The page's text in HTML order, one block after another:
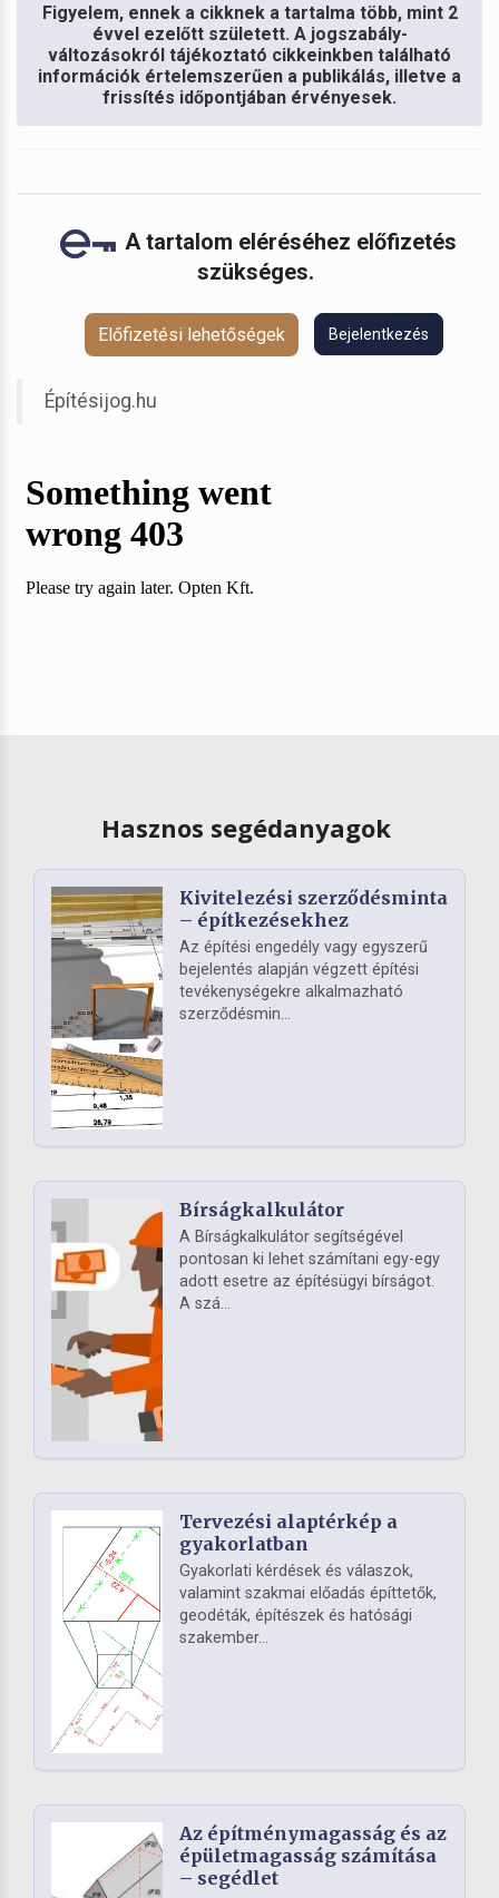
Figyelem, ennek a cikknek a tartalma több, mint 2
évvel ezelőtt született. A jogszabály-
változásokról tájékoztató cikkeinkben található
információk értelemszerűen a publikálás, illetve a
frissítés időpontjában érvényesek.
A tartalom eléréséhez előfizetés
szükséges.
Előfizetési lehetőségek Bejelentkezés
Építésijog.hu
Hasznos segédanyagok
Kivitelezési szerződésminta
– építkezésekhez
Az építési engedély vagy egyszerű
bejelentés alapján végzett építési
tevékenységekre alkalmazható
szerződésmin...
Bírságkalkulátor
A Bírságkalkulátor segítségével
pontosan ki lehet számítani egy-egy
adott esetre az építésügyi bírságot.
A szá...
Tervezési alaptérkép a
gyakorlatban
Gyakorlati kérdések és válaszok,
valamint szakmai előadás építtetők,
geodéták, építészek és hatósági
szakember...
Az építménymagasság és az
épületmagasság számítása
– segédlet